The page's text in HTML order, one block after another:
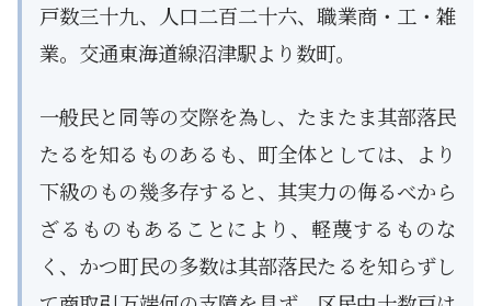
戸数三十九、人口二百二十六、職業商・工・雑
業。交通東海道線沼津駅より数町。
一般民と同等の交際を為し、たまたま其部落民
たるを知るものあるも、町全体としては、より
下級のもの幾多存すると、其実力の侮るべから
ざるものもあることにより、軽蔑するものな
く、かつ町民の多数は其部落民たるを知らずし